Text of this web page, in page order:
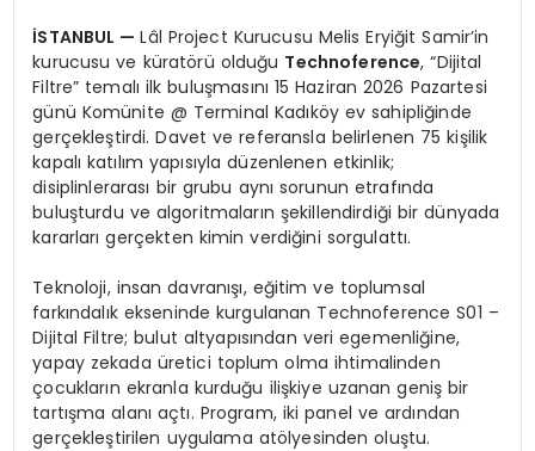
İSTANBUL —Lâl Project Kurucusu Melis Eryiğit Samir’in
kurucusu ve küratörü olduğu Technoference, “Dijital
Filtre” temalı ilk buluşmasını 15 Haziran 2026 Pazartesi
günü Komünite @ Terminal Kadıköy ev sahipliğinde
gerçekleştirdi. Davet ve referansla belirlenen 75 kişilik
kapalı katılım yapısıyla düzenlenen etkinlik;
disiplinlerarası bir grubu aynı sorunun etrafında
buluşturdu ve algoritmaların şekillendirdiği bir dünyada
kararları gerçekten kimin verdiğini sorgulattı.
Teknoloji, insan davranışı, eğitim ve toplumsal
farkındalık ekseninde kurgulanan Technoference S01 –
Dijital Filtre; bulut altyapısından veri egemenliğine,
yapay zekada üretici toplum olma ihtimalinden
çocukların ekranla kurduğu ilişkiye uzanan geniş bir
tartışma alanı açtı. Program, iki panel ve ardından
gerçekleştirilen uygulama atölyesinden oluştu.